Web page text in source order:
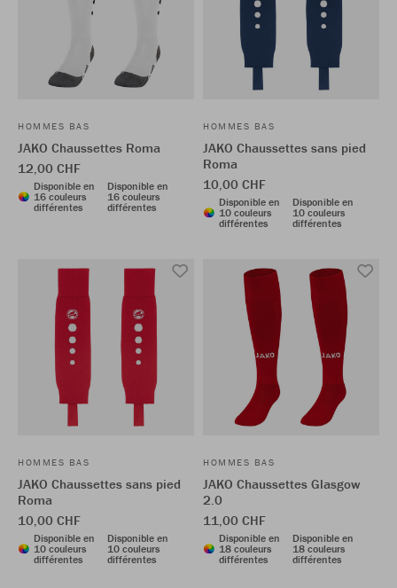
HOMMES BAS
JAKO Chaussettes Roma
12,00 CHF
Disponible en
16 couleurs
différentes
Disponible en
16 couleurs
différentes
HOMMES BAS
JAKO Chaussettes sans pied
Roma
10,00 CHF
Disponible en
10 couleurs
différentes
Disponible en
10 couleurs
différentes
HOMMES BAS
JAKO Chaussettes sans pied
Roma
10,00 CHF
Disponible en
10 couleurs
différentes
Disponible en
10 couleurs
différentes
HOMMES BAS
JAKO Chaussettes Glasgow
2.0
11,00 CHF
Disponible en
18 couleurs
différentes
Disponible en
18 couleurs
différentes